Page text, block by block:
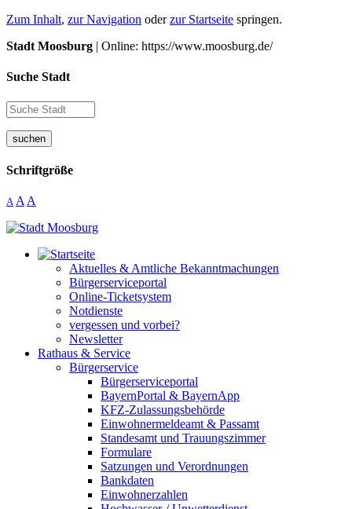
Zum Inhalt, zur Navigation oderzur Startseite springen.
Stadt Moosburg | Online: https://www.moosburg.de/
Suche Stadt
suchen
Schriftgröße
A A A
Aktuelles & Amtliche Bekanntmachungen
Bürgerserviceportal
Online-Ticketsystem
Notdienste
vergessen und vorbei?
Newsletter
Rathaus & Service
Bürgerservice
Bürgerserviceportal
BayernPortal & BayernApp
KFZ-Zulassungsbehörde
Einwohnermeldeamt & Passamt
Standesamt und Trauungszimmer
Formulare
Satzungen und Verordnungen
Bankdaten
Einwohnerzahlen